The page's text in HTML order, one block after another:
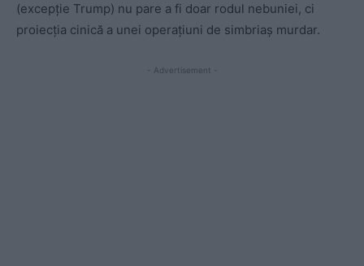
(excepție Trump) nu pare a fi doar rodul nebuniei, ci
proiecția cinică a unei operațiuni de simbriaș murdar.
- Advertisement -